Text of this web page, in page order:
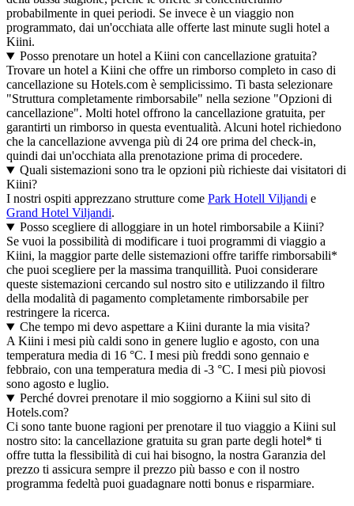
probabilmente in quei periodi. Se invece è un viaggio non
programmato, dai un'occhiata alle offerte last minute sugli hotel a
Kiini.
Posso prenotare un hotel a Kiini con cancellazione gratuita?
Trovare un hotel a Kiini che offre un rimborso completo in caso di
cancellazione su Hotels.com è semplicissimo. Ti basta selezionare
"Struttura completamente rimborsabile" nella sezione "Opzioni di
cancellazione". Molti hotel offrono la cancellazione gratuita, per
garantirti un rimborso in questa eventualità. Alcuni hotel richiedono
che la cancellazione avvenga più di 24 ore prima del check-in,
quindi dai un'occhiata alla prenotazione prima di procedere.
Quali sistemazioni sono tra le opzioni più richieste dai visitatori di
Kiini?
I nostri ospiti apprezzano strutture come Park Hotell Viljandi e
Grand Hotel Viljandi.
Posso scegliere di alloggiare in un hotel rimborsabile a Kiini?
Se vuoi la possibilità di modificare i tuoi programmi di viaggio a
Kiini, la maggior parte delle sistemazioni offre tariffe rimborsabili*
che puoi scegliere per la massima tranquillità. Puoi considerare
queste sistemazioni cercando sul nostro sito e utilizzando il filtro
della modalità di pagamento completamente rimborsabile per
restringere la ricerca.
Che tempo mi devo aspettare a Kiini durante la mia visita?
A Kiini i mesi più caldi sono in genere luglio e agosto, con una
temperatura media di 16 °C. I mesi più freddi sono gennaio e
febbraio, con una temperatura media di -3 °C. I mesi più piovosi
sono agosto e luglio.
Perché dovrei prenotare il mio soggiorno a Kiini sul sito di
Hotels.com?
Ci sono tante buone ragioni per prenotare il tuo viaggio a Kiini sul
nostro sito: la cancellazione gratuita su gran parte degli hotel* ti
offre tutta la flessibilità di cui hai bisogno, la nostra Garanzia del
prezzo ti assicura sempre il prezzo più basso e con il nostro
programma fedeltà puoi guadagnare notti bonus e risparmiare.